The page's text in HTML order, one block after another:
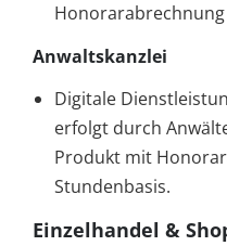
Anwaltskanzlei
Digitale
erfolgt durch
Produkt mit
Stundenbasis.
Einzelhandel &